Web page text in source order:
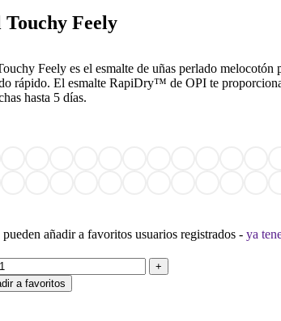
Feely
Feely es el esmalte de uñas perlado melocotón
rápido. El esmalte RapiDry™ de OPI te
hasta 5 días.
pueden añadir a favoritos usuarios registrados - ya
a favoritos